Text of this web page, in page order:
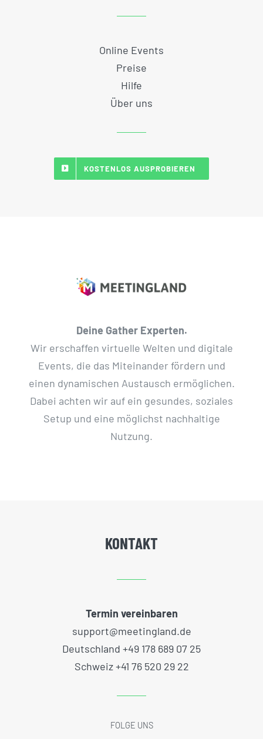
Online Events
Preise
Hilfe
Über uns
KOSTENLOS AUSPROBIEREN
Deine Gather Experten.
Wir erschaffen virtuelle Welten und digitale
Events, die das Miteinander fördern und
einen dynamischen Austausch ermöglichen.
Dabei achten wir auf ein gesundes, soziales
Setup und eine möglichst nachhaltige
Nutzung.
KONTAKT
Termin vereinbaren
support@meetingland.de
Deutschland +49 178 689 07 25
Schweiz +41 76 520 29 22
FOLGE UNS